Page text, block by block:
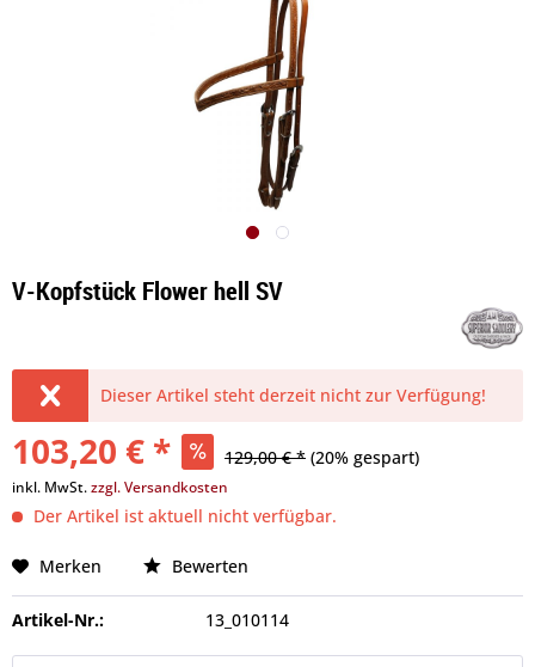
V-Kopfstück Flower hell SV
Dieser Artikel steht derzeit nicht zur Verfügung!
103,20 € * 129,00 € * (20% gespart)
inkl. MwSt.zzgl. Versandkosten
Der Artikel ist aktuell nicht verfügbar.
Merken Bewerten
Artikel-Nr.: 13_010114